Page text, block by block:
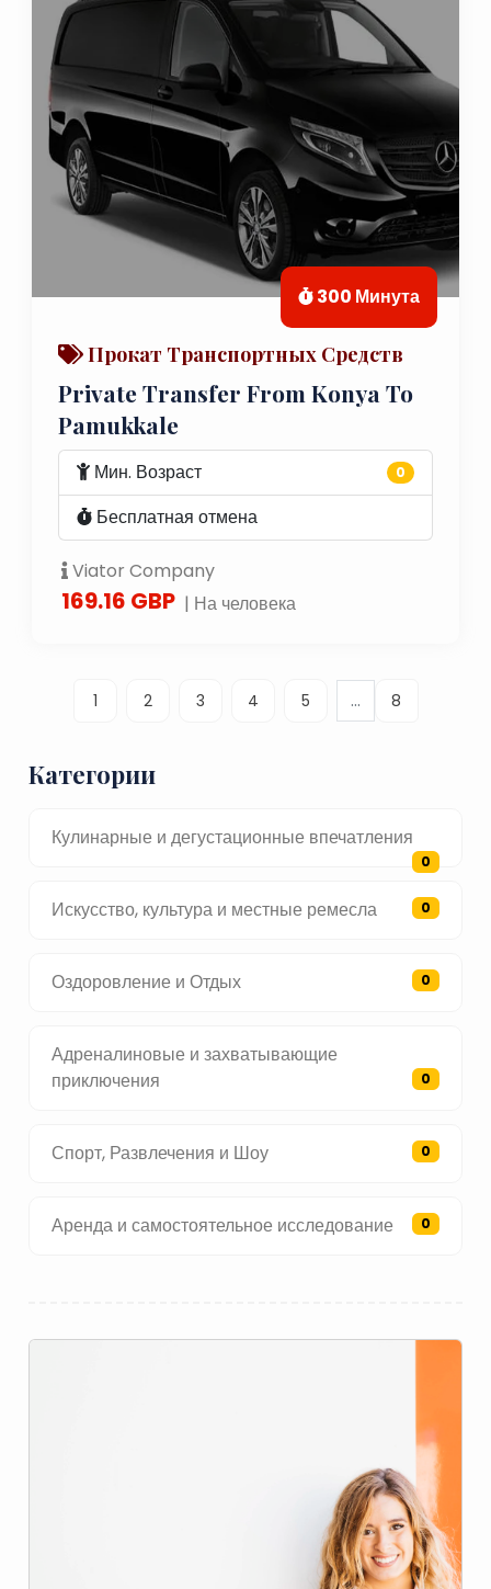
300 Минута
Прокат Транспортных Средств
Private Transfer From Konya To
Pamukkale
Мин. Возраст 0
Бесплатная отмена
Viator Company
169.16 GBP | На человека
1 2 3 4 5 ... 8
Категории
Кулинарные и дегустационные впечатления
0
Искусство, культура и местные ремесла 0
Оздоровление и Отдых 0
Адреналиновые и захватывающие
приключения
0
Спорт, Развлечения и Шоу 0
Аренда и самостоятельное исследование 0